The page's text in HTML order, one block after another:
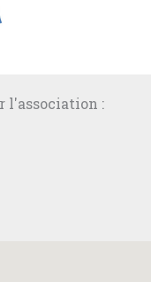
l'association :